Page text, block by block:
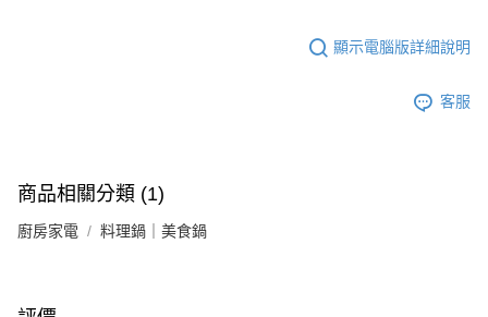
顯示電腦版詳細說明
客服
商品相關分類 (1)
廚房家電 料理鍋｜美食鍋